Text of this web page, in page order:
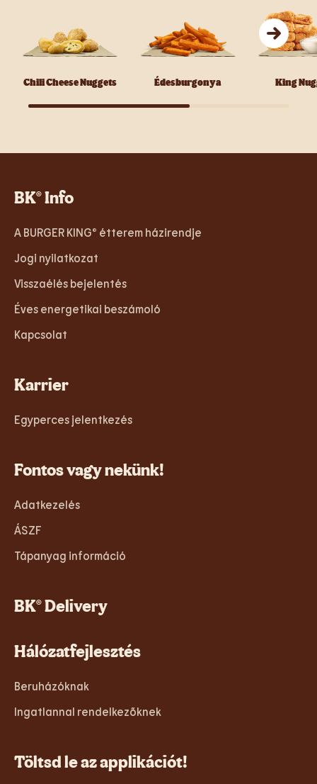
Chili Cheese Nuggets Édesburgonya King
BK® Info
A BURGER KING® étterem házirendje
Jogi nyilatkozat
Visszaélés bejelentés
Éves energetikai beszámoló
Kapcsolat
Karrier
Egyperces jelentkezés
Fontos vagy nekünk!
Adatkezelés
ÁSZF
Tápanyag információ
BK® Delivery
Hálózatfejlesztés
Beruházóknak
Ingatlannal rendelkezőknek
Töltsd le az applikációt!